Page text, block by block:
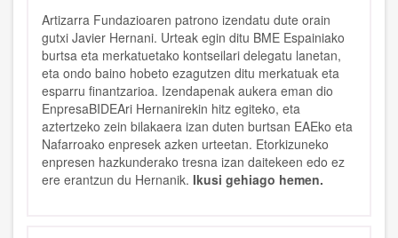
Artizarra Fundazioaren patrono izendatu dute orain
gutxi Javier Hernani. Urteak egin ditu BME Espainiako
burtsa eta merkatuetako kontseilari delegatu lanetan,
eta ondo baino hobeto ezagutzen ditu merkatuak eta
esparru finantzarioa. Izendapenak aukera eman dio
EnpresaBIDEAri Hernanirekin hitz egiteko, eta
aztertzeko zein bilakaera izan duten burtsan EAEko eta
Nafarroako enpresek azken urteetan. Etorkizuneko
enpresen hazkunderako tresna izan daitekeen edo ez
ere erantzun du Hernanik. Ikusi gehiago hemen.